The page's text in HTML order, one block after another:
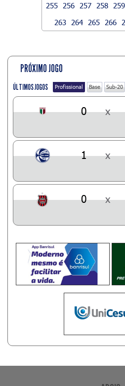
255
256 257 258 259
263
264 265 266
PRÓXIMO JOGO
ÚLTIMOS JOGOS Profissional Base Sub-20
0 x
1 x
0 x